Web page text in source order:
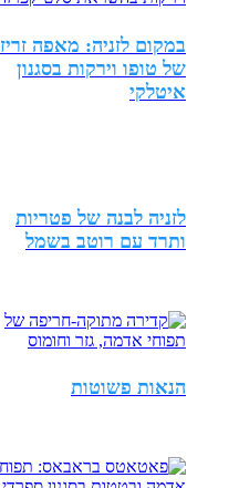
במקום לזניה: מאפה זריז
של טופו וירקות בסגנון
איטלקי
לזניה לבנה של פטריות
ותרד עם רוטב בשמל
הנאות פשוטות